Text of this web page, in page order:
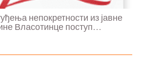
непокретности из јавне
Власотинце поступ...